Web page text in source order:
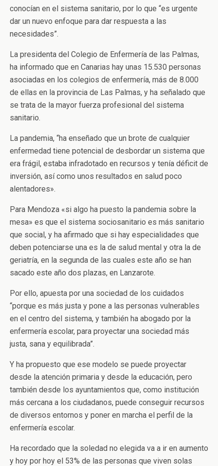
conocían en el sistema sanitario, por lo que “es urgente
dar un nuevo enfoque para dar respuesta a las
necesidades”.
La presidenta del Colegio de Enfermería de las Palmas,
ha informado que en Canarias hay unas 15.530 personas
asociadas en los colegios de enfermería, más de 8.000
de ellas en la provincia de Las Palmas, y ha señalado que
se trata de la mayor fuerza profesional del sistema
sanitario.
La pandemia, “ha enseñado que un brote de cualquier
enfermedad tiene potencial de desbordar un sistema que
era frágil, estaba infradotado en recursos y tenía déficit de
inversión, así como unos resultados en salud poco
alentadores».
Para Mendoza «si algo ha puesto la pandemia sobre la
mesa» es que el sistema sociosanitario es más sanitario
que social, y ha afirmado que si hay especialidades que
deben potenciarse una es la de salud mental y otra la de
geriatría, en la segunda de las cuales este año se han
sacado este año dos plazas, en Lanzarote.
Por ello, apuesta por una sociedad de los cuidados
“porque es más justa y pone a las personas vulnerables
en el centro del sistema, y también ha abogado por la
enfermería escolar, para proyectar una sociedad más
justa, sana y equilibrada”.
Y ha propuesto que ese modelo se puede proyectar
desde la atención primaria y desde la educación, pero
también desde los ayuntamientos que, como institución
más cercana a los ciudadanos, puede conseguir recursos
de diversos entornos y poner en marcha el perfil de la
enfermería escolar.
Ha recordado que la soledad no elegida va a ir en aumento
y hoy por hoy el 53% de las personas que viven solas